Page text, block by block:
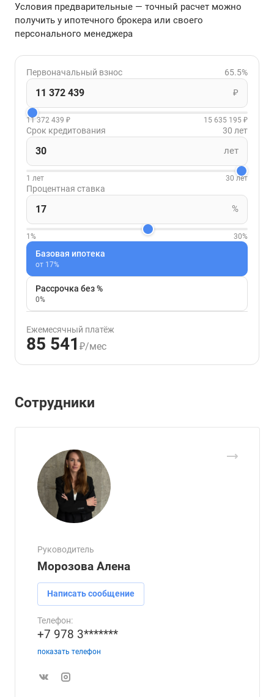
Условия предварительные — точный расчет можно
получить у ипотечного брокера или своего
персонального менеджера
Первоначальный взнос 65.5%
₽
11 372 439 ₽ 15 635 195 ₽
Срок кредитования 30 лет
лет
1 лет 30 лет
Процентная ставка
%
1% 30%
Базовая ипотека
от 17%
Рассрочка без %
0%
Ежемесячный платёж
85 541 ₽/мес
Сотрудники
Руководитель
Морозова Алена
Написать сообщение
Телефон:
+7 978 3*******
показать телефон